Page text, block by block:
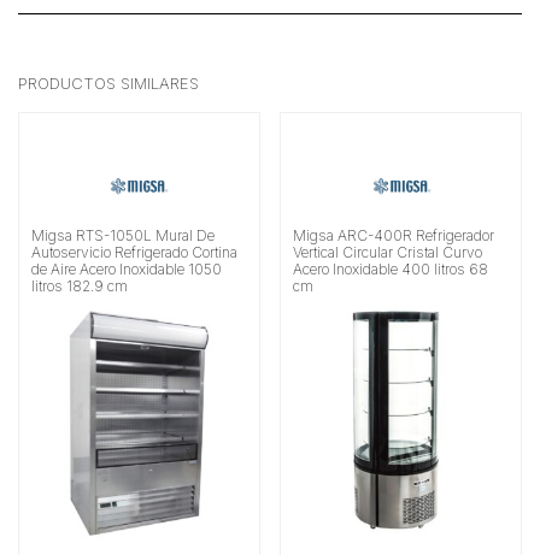
PRODUCTOS SIMILARES
Migsa RTS-1050L Mural De
Autoservicio Refrigerado Cortina
de Aire Acero Inoxidable 1050
litros 182.9 cm
Migsa ARC-400R Refrigerador
Vertical Circular Cristal Curvo
Acero Inoxidable 400 litros 68
cm